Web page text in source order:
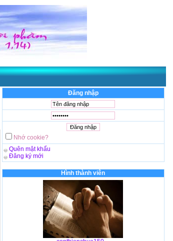
Đăng nhập
Nhớ cookie?
Quên mật khẩu
Đăng ký mới
Hình thành viên